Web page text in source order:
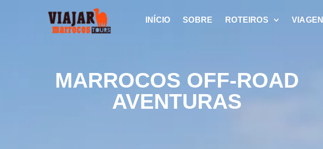
INÍCIO SOBRE ROTEIROS
MARROCOS OFF-ROAD
AVENTURAS